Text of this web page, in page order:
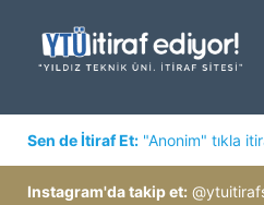
Sen de İtiraf Et: "Anonim" tıkla
Instagram'da takip et: